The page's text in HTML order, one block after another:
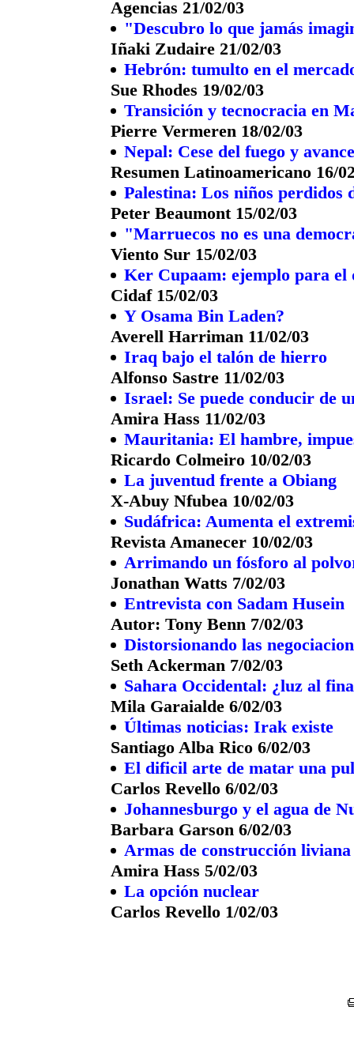
Agencias 21/02/03
"Descubro lo que jamás
Iñaki Zudaire 21/02/03
Hebrón: tumulto en el
Sue Rhodes 19/02/03
Transición y tecnocracia en
Pierre Vermeren 18/02/03
Nepal: Cese del fuego y
Resumen Latinoamericano 16/
Palestina: Los niños perdidos
Peter Beaumont 15/02/03
"Marruecos no es una
Viento Sur 15/02/03
Ker Cupaam: ejemplo para el
Cidaf 15/02/03
Y Osama Bin Laden?
Averell Harriman 11/02/03
Iraq bajo el talón de hierro
Alfonso Sastre 11/02/03
Israel: Se puede conducir de
Amira Hass 11/02/03
Mauritania: El hambre,
Ricardo Colmeiro 10/02/03
La juventud frente a Obiang
X-Abuy Nfubea 10/02/03
Sudáfrica: Aumenta el
Revista Amanecer 10/02/03
Arrimando un fósforo al
Jonathan Watts 7/02/03
Entrevista con Sadam Husein
Autor: Tony Benn 7/02/03
Distorsionando las
Seth Ackerman 7/02/03
Sahara Occidental: ¿luz al
Mila Garaialde 6/02/03
Últimas noticias: Irak existe
Santiago Alba Rico 6/02/03
El dificil arte de matar una
Carlos Revello 6/02/03
Johannesburgo y el agua de
Barbara Garson 6/02/03
Armas de construcción liviana
Amira Hass 5/02/03
La opción nuclear
Carlos Revello 1/02/03